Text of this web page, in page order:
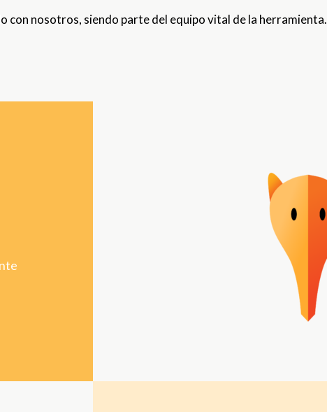
con nosotros, siendo parte del equipo vital de la herramienta.